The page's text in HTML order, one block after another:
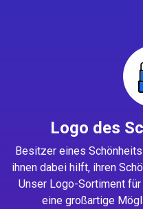
Logo des
Besitzer eines
ihnen dabei hilft, ihren
Unser Logo-Sortiment
eine großartige